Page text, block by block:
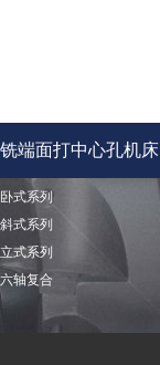
铣端面打中心孔机床
卧式系列
斜式系列
立式系列
六轴复合